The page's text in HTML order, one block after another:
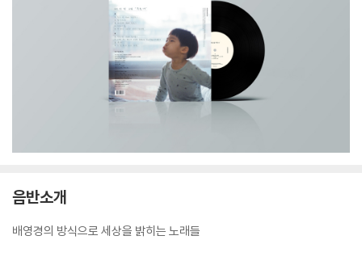
음반소개
배영경의 방식으로 세상을 밝히는 노래들